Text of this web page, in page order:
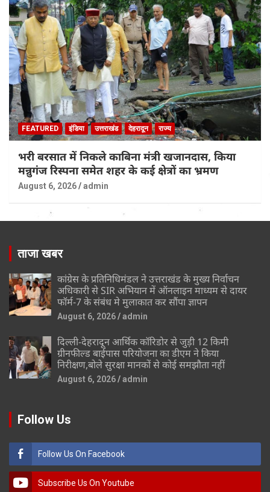
FEATURED इंडिया उत्तराखंड देहरादून राज्य
भरी बरसात में निकले काबिना मंत्री खजानदास, किया
मन्नुगंज रिस्पना समेत शहर के कई क्षेत्रों का भ्रमण
August 6, 2026 admin
ताजा खबर
कांग्रेस के प्रतिनिधिमंडल ने उत्तराखंड के मुख्य निर्वाचन
अधिकारी से SIR अभियान में ऑनलाइन माध्यम से दायर
फॉर्म-7 के संबंध मे मुलाकात कर सौंपा ज्ञापन
August 6, 2026 admin
दिल्ली-देहरादून आर्थिक कॉरिडोर से जुड़ी 12 किमी
ग्रीनफील्ड बाईपास परियोजना का डीएम ने किया
निरीक्षण,बोले सुरक्षा मानकों से कोई समझौता नहीं
August 6, 2026 admin
Follow Us
Follow Us On Facebook
Subscribe Us On Youtube